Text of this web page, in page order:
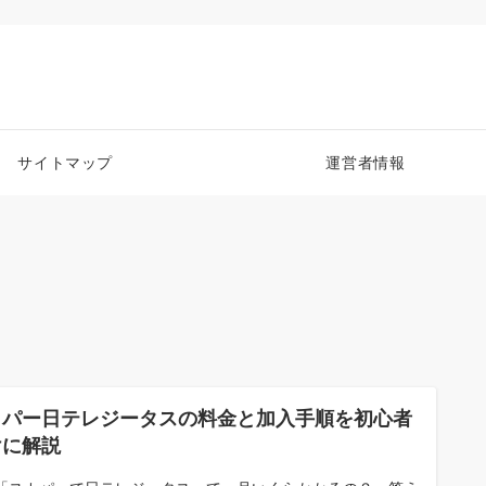
サイトマップ 運営者情報
ー日テレジータスの料金と加入手順を初心者
解説